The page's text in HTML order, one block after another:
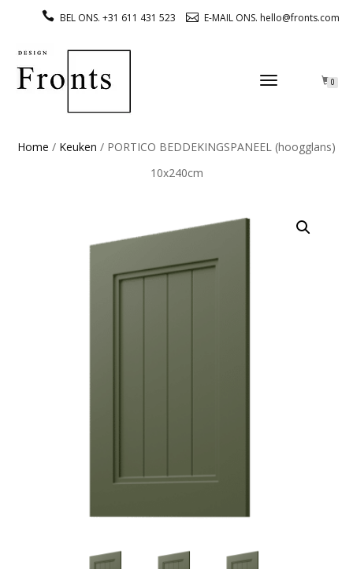
BEL ONS. +31 611 431 523 E-MAIL ONS. hello@fronts.com
TOGGLE
0
Home / Keuken / PORTICO BEDDEKINGSPANEEL (hoogglans)
10x240cm